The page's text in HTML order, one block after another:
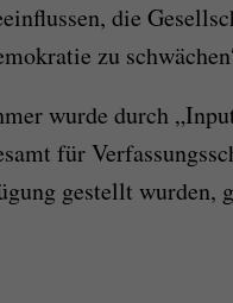
die
zu
wurde durch
für
gestellt wurden,